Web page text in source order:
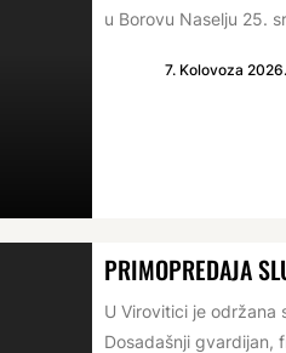
u Borovu Naselju 25.
7. Kolovoza 2026.
PRIMOPREDAJA
U Virovitici je održana
Dosadašnji gvardijan,